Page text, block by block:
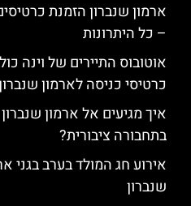
ארמון שנברון הזמנת
– כל היתרונות
אוטובוס התיירים של וינה
כרטיסי כניסה לארמון
איך מגיעים אל ארמון שנברון
בתחבורה ציבורית?
אירוע חג המולד בערב בגני
שנברון